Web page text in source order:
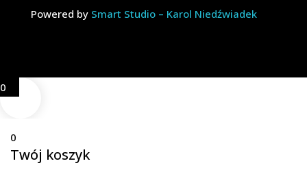
Powered by Smart Studio – Karol Niedźwiadek
0
0
Twój koszyk